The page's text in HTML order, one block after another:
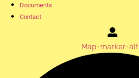
Documents
Contact
Map-marker-alt